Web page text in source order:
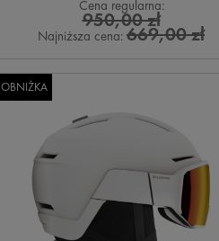
Cena regularna:
950,00 zł
Najniższa cena: 669,00 zł
OBNIŻKA